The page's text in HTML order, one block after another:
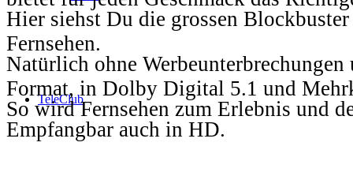
TeleClub
Hier siehst Du die grossen
Fernsehen.
Natürlich ohne
Format, in Dolby Digital 5.1 und
So wird Fernsehen zum Erlebnis und
Empfangbar auch in HD.